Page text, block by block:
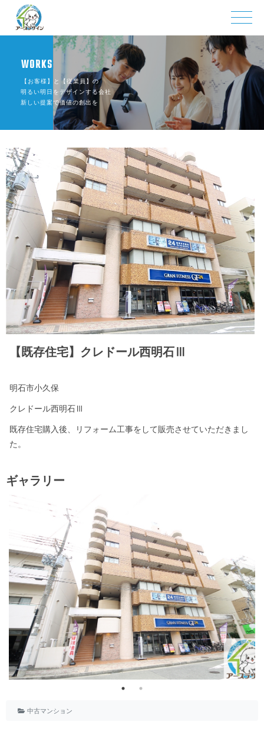
WORKS
【お客様】と【従業員】の
明るい明日をデザインする会社
新しい提案で価値の創出を
【既存住宅】クレドール西明石Ⅲ
明石市小久保
クレドール西明石Ⅲ
既存住宅購入後、リフォーム工事をして販売させていただきまし
た。
ギャラリー
中古マンション